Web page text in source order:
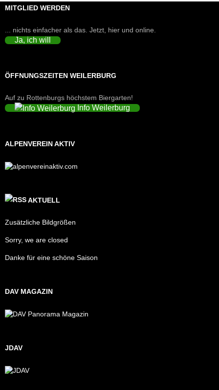
MITGLIED WERDEN
... nichts einfacher als das. Jetzt, hier und online.
Ja, ich will
ÖFFNUNGSZEITEN WEILERBURG
Auf zu Rottenburgs höchstem Biergarten!
Info Weilerburg
ALPENVEREIN AKTIV
AKTUELL
Zusätzliche Bildgrößen
Sorry, we are closed
Danke für eine schöne Saison
DAV MAGAZIN
JDAV